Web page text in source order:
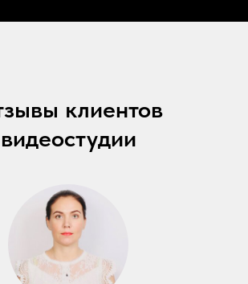
клиентов
видеостудии